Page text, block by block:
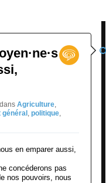
dans Agriculture,
général , politique,
concéderons pas
nos pouvoirs, nous